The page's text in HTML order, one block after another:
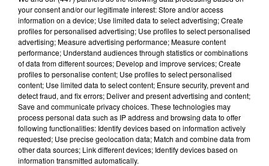
Lecture (4 min 25 sec)
100%
your consent and/or our legitimate interest: Store and/or access
information on a device; Use limited data to select advertising; Create
profiles for personalised advertising; Use profiles to select personalised
advertising; Measure advertising performance; Measure content
performance; Understand audiences through statistics or combinations
of data from different sources; Develop and improve services; Create
profiles to personalise content; Use profiles to select personalised
content; Use limited data to select content; Ensure security, prevent and
detect fraud, and fix errors; Deliver and present advertising and content;
Save and communicate privacy choices. These technologies may
process personal data such as IP address and browsing data to offer
following functionalities: Identify devices based on information actively
requested; Use precise geolocation data; Match and combine data from
other data sources; Link different devices; Identify devices based on
information transmitted automatically.